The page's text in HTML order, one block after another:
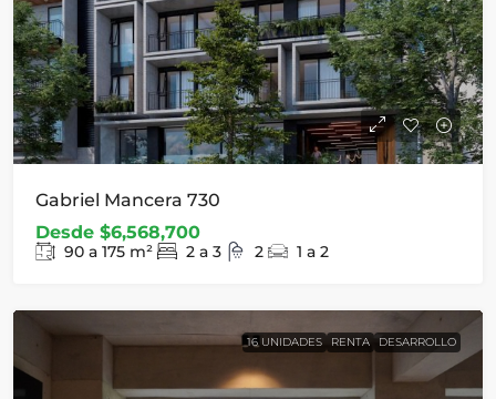
Gabriel Mancera 730
Desde $6,568,700
90 a 175 m² 2 a 3 2 1 a 2
16 UNIDADES RENTA DESARROLLO